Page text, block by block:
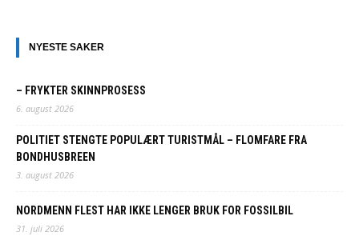
NYESTE SAKER
– FRYKTER SKINNPROSESS
6. august 2026
POLITIET STENGTE POPULÆRT TURISTMÅL – FLOMFARE FRA
BONDHUSBREEN
3. august 2026
NORDMENN FLEST HAR IKKE LENGER BRUK FOR FOSSILBIL
31. juli 2026